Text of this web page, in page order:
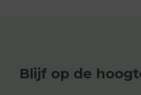
Blijf op de